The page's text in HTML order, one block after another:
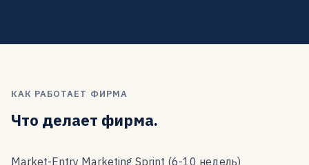
КАК РАБОТАЕТ ФИРМА
Что делает фирма.
Market-Entry Marketing Sprint (6-10 недель)